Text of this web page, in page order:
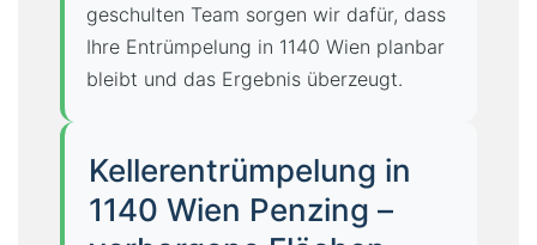
geschulten Team sorgen wir dafür, dass
Ihre Entrümpelung in 1140 Wien planbar
bleibt und das Ergebnis überzeugt.
Kellerentrümpelung in
1140 Wien Penzing –